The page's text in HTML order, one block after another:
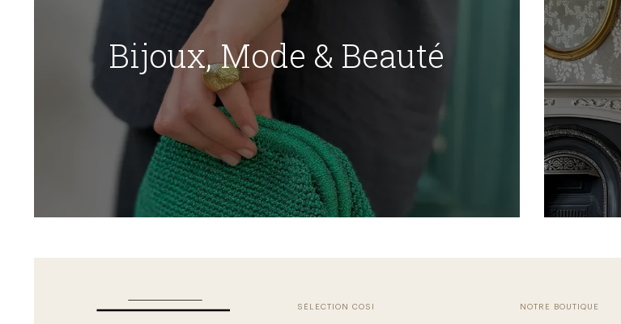
Bijoux, Mode & Beauté
SÉLECTION COSI NOTRE BOUTIQUE